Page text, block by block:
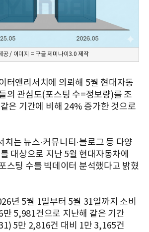
공 / 이미지 = 구글 제미나이3.0 제작
터앤리서치에 의뢰해 5월 현대자동
의 관심도(포스팅 수=정보량)를 조
은 기간에 비해 24% 증가한 것으로
치는 뉴스·커뮤니티·블로그 등 다양
대상으로 지난 5월 현대자동차에
스팅 수를 빅데이터 분석했다고 밝혔
년 5월 1일부터 5월 31일까지 소비
만 5,981건으로 지난해 같은 기간
5만 2,816건 대비 1만 3,165건